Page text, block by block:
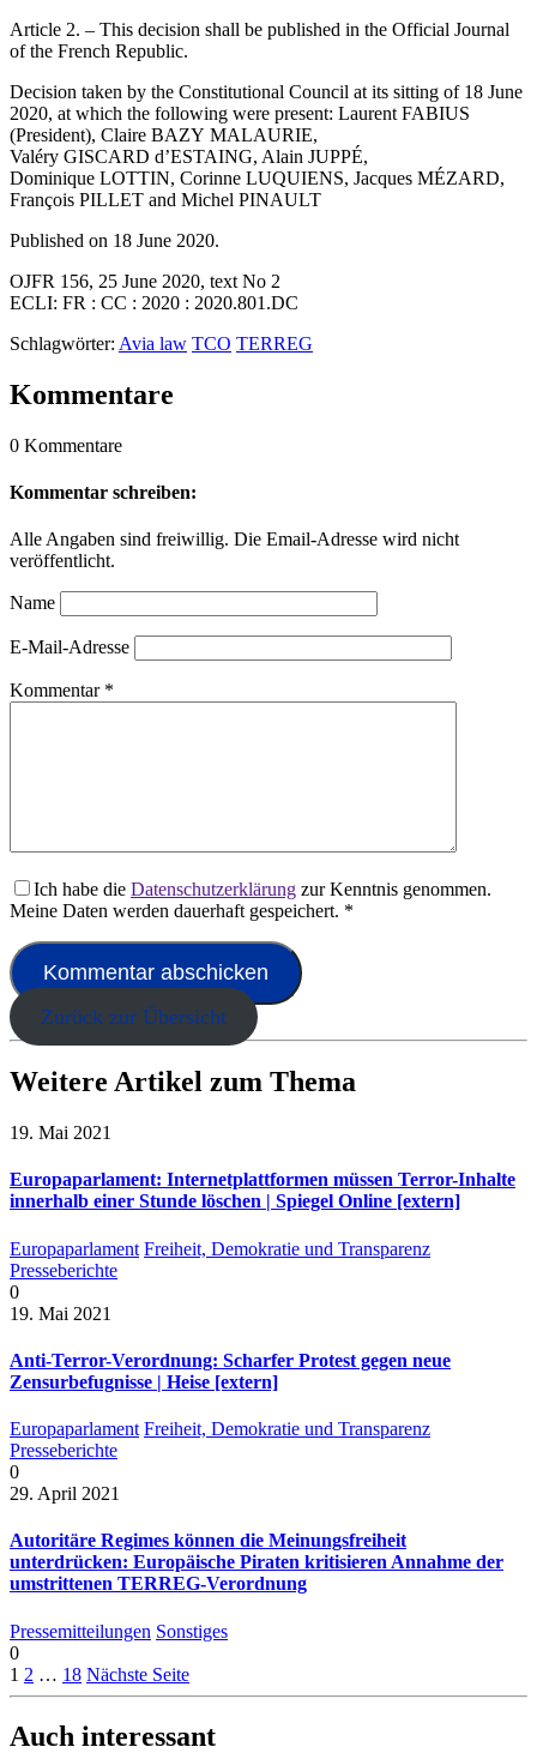
Article 2. – This decision shall be published in the Official Journal
of the French Republic.
Decision taken by the Constitutional Council at its sitting of 18 June
2020, at which the following were present: Laurent FABIUS
(President), Claire BAZY MALAURIE,
Valéry GISCARD d’ESTAING, Alain JUPPÉ,
Dominique LOTTIN, Corinne LUQUIENS, Jacques MÉZARD,
François PILLET and Michel PINAULT
Published on 18 June 2020.
OJFR 156, 25 June 2020, text No 2
ECLI: FR : CC : 2020 : 2020.801.DC
Schlagwörter: Avia law TCO TERREG
Kommentare
0 Kommentare
Kommentar schreiben:
Alle Angaben sind freiwillig. Die Email-Adresse wird nicht
veröffentlicht.
Name
E-Mail-Adresse
Kommentar *
Ich habe die Datenschutzerklärung zur Kenntnis genommen.
Meine Daten werden dauerhaft gespeichert. *
Zurück zur Übersicht
Weitere Artikel zum Thema
19. Mai 2021
Europaparlament: Internetplattformen müssen Terror-Inhalte
innerhalb einer Stunde löschen | Spiegel Online [extern]
Europaparlament Freiheit, Demokratie und Transparenz
Presseberichte
0
19. Mai 2021
Anti-Terror-Verordnung: Scharfer Protest gegen neue
Zensurbefugnisse | Heise [extern]
Europaparlament Freiheit, Demokratie und Transparenz
Presseberichte
0
29. April 2021
Autoritäre Regimes können die Meinungsfreiheit
unterdrücken: Europäische Piraten kritisieren Annahme der
umstrittenen TERREG-Verordnung
Pressemitteilungen Sonstiges
0
1 2 … 18 Nächste Seite
Auch interessant